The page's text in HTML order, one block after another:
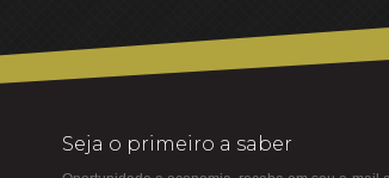
Seja o primeiro a saber